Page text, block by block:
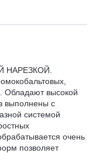
НАРЕЗКОЙ.
Обладают высокой
выполнены с
системой
очень
позволяет